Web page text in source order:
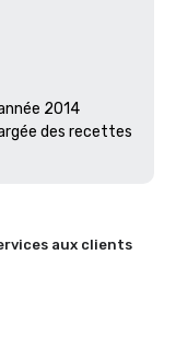
2014
des recettes
aux clients